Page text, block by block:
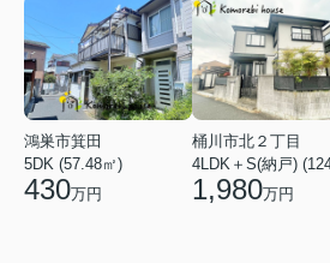
鴻巣市箕田
5DK (57.48㎡)
430万円
桶川市北２丁目
1,980万円